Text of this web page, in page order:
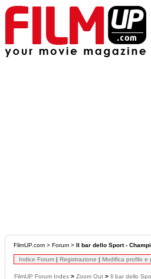
FilmUP.com > Forum > Il bar dello Sport -
Indice Forum | Registrazione | Modifica profilo e
FilmUP Forum Index > Zoom Out > Il bar dello